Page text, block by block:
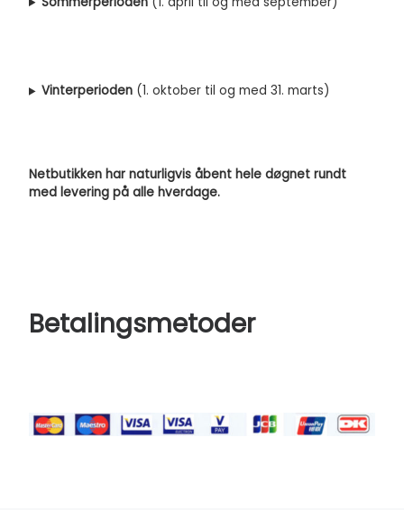
Vinterperioden (1. oktober til og med 31. marts)
Netbutikken har naturligvis åbent hele døgnet rundt
med levering på alle hverdage.
Betalingsmetoder